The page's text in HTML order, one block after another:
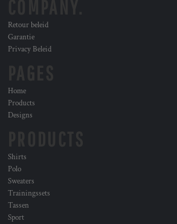
Retour beleid
Garantie
Privacy Beleid
Home
Products
Designs
Shirts
Polo
Sweaters
Trainingssets
Tassen
Sport